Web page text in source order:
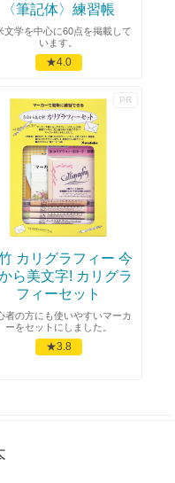
〈筆記体〉練習帳
文学を中心に60点を掲載して
います。
★4.0
カリグラフィー 今
ら美文字! カリグラ
フィーセット
者の方にも使いやすいマーカ
ーをセットにしました。
★3.8